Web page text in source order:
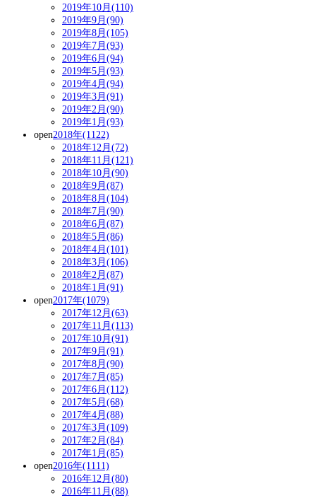
2019年10月(110)
2019年9月(90)
2019年8月(105)
2019年7月(93)
2019年6月(94)
2019年5月(93)
2019年4月(94)
2019年3月(91)
2019年2月(90)
2019年1月(93)
open2018年(1122)
2018年12月(72)
2018年11月(121)
2018年10月(90)
2018年9月(87)
2018年8月(104)
2018年7月(90)
2018年6月(87)
2018年5月(86)
2018年4月(101)
2018年3月(106)
2018年2月(87)
2018年1月(91)
open2017年(1079)
2017年12月(63)
2017年11月(113)
2017年10月(91)
2017年9月(91)
2017年8月(90)
2017年7月(85)
2017年6月(112)
2017年5月(68)
2017年4月(88)
2017年3月(109)
2017年2月(84)
2017年1月(85)
open2016年(1111)
2016年12月(80)
2016年11月(88)